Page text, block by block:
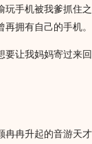
玩手机被我爹抓住之
拥有自己的手机。
要让我妈妈寄过来回
冉冉升起的音游天才